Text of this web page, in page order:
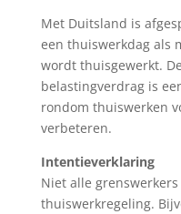
Met Duitsland is
een thuiswerkdag als
wordt thuisgewerkt.
belastingverdrag is
rondom thuiswerken
verbeteren.
Intentieverklaring
Niet alle
thuiswerkregeling.